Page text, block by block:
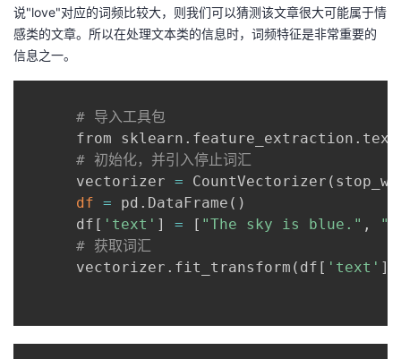
说"love"对应的词频比较大，则我们可以猜测该文章很大可能属于情
感类的文章。所以在处理文本类的信息时，词频特征是非常重要的
信息之一。
# 导入工具包
from
# 初始化，并引入停止词汇
      vectorizer
= CountVectorizer (
df = pd.DataFrame ( )
      df
[ 'text' ] = [ "The sky is blue." ,
# 获取词汇
      vectorizer.fit_transform
( df [ 'text' ]